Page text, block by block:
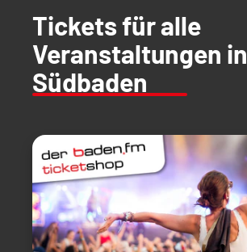
Tickets für alle
Veranstaltungen in
Südbaden